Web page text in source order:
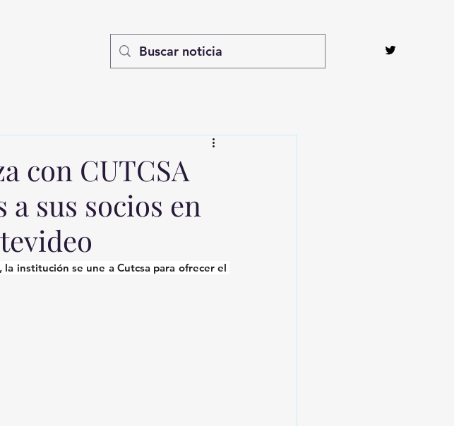
con CUTCSA
sus socios en
institución se une a Cutcsa para ofrecer el